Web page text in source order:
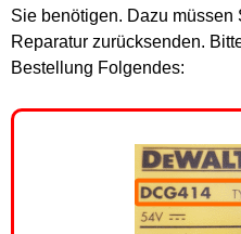
Sie benötigen. Dazu müssen
Reparatur zurücksenden.
Bestellung Folgendes: